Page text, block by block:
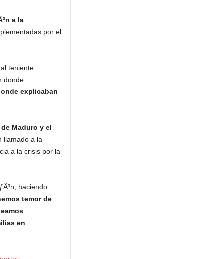
a la
por el
teniente
donde
explicaban
Maduro y el
llamado a la
a la crisis por la
haciendo
temor de
en